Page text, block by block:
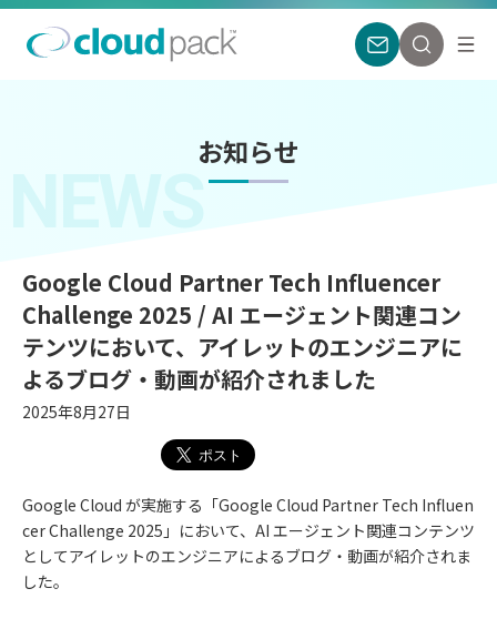
お知らせ
NEWS
Google Cloud Partner Tech Influencer
Challenge 2025 / AI エージェント関連コン
テンツにおいて、アイレットのエンジニアに
よるブログ・動画が紹介されました
2025年8月27日
Google Cloud が実施する「Google Cloud Partner Tech Influen
cer Challenge 2025」において、AI エージェント関連コンテンツ
としてアイレットのエンジニアによるブログ・動画が紹介されま
した。